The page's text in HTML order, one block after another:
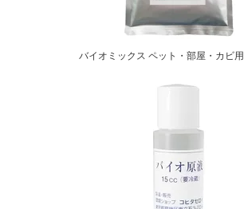
バイオミックス ペット・部屋・カビ用